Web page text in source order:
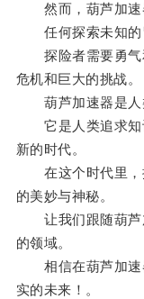
然而，葫芦加速
任何探索未知的
探险者需要勇气
危机和巨大的挑战。
葫芦加速器是人
它是人类追求知
新的时代。
在这个时代里，
的美妙与神秘。
让我们跟随葫芦
的领域。
相信在葫芦加速
实的未来！。